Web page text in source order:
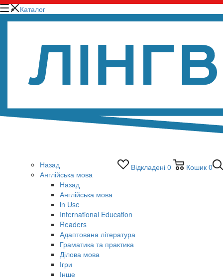
Відкладені 0 Кошик 0
Каталог
Назад
Англійська мова
Назад
Англійська мова
in Use
International Education
Readers
Адаптована література
Граматика та практика
Ділова мова
Ігри
Інше